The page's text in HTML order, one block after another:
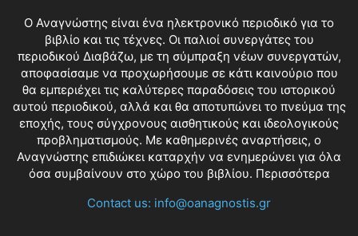
O Αναγνώστης είναι ένα ηλεκτρονικό περιοδικό για το
βιβλίο και τις τέχνες. Οι παλιοί συνεργάτες του
περιοδικού Διαβάζω, με τη σύμπραξη νέων συνεργατών,
αποφασίσαμε να προχωρήσουμε σε κάτι καινούριο που
θα εμπεριέχει τις καλύτερες παραδόσεις του ιστορικού
αυτού περιοδικού, αλλά και θα αποτυπώνει το πνεύμα της
εποχής, τους σύγχρονους αισθητικούς και ιδεολογικούς
προβληματισμούς. Με καθημερινές αναρτήσεις, ο
Αναγνώστης επιδιώκει καταρχήν να ενημερώνει για όλα
όσα συμβαίνουν στο χώρο του βιβλίου. Περισσότερα
Contact us: info@oanagnostis.gr